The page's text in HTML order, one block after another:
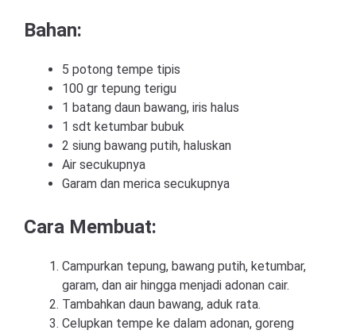
Bahan:
5 potong tempe tipis
100 gr tepung terigu
1 batang daun bawang, iris halus
1 sdt ketumbar bubuk
2 siung bawang putih, haluskan
Air secukupnya
Garam dan merica secukupnya
Cara Membuat:
Campurkan tepung, bawang putih, ketumbar,
garam, dan air hingga menjadi adonan cair.
Tambahkan daun bawang, aduk rata.
Celupkan tempe ke dalam adonan, goreng